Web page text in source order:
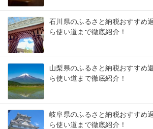
石川県のふるさと納税おすすめ
ら使い道まで徹底紹介！
山梨県のふるさと納税おすすめ
ら使い道まで徹底紹介！
岐阜県のふるさと納税おすすめ
ら使い道まで徹底紹介！